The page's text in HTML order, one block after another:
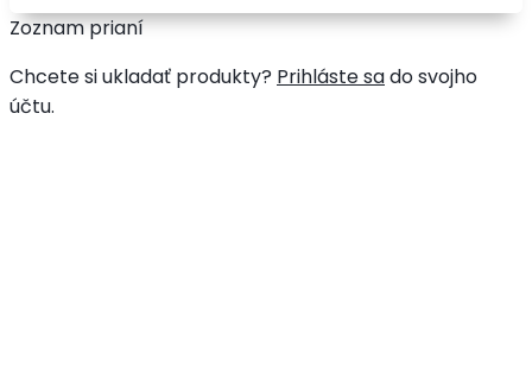
Zoznam prianí
Chcete si ukladať produkty? Prihláste sado svojho
účtu.